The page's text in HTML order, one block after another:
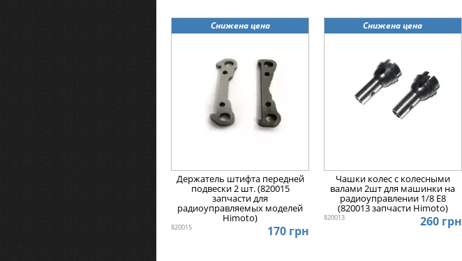
Снижена цена
Держатель штифта передней
подвески 2 шт. (820015
запчасти для
радиоуправляемых моделей
Himoto)
820015 170 грн
Снижена цена
Чашки колес с колесными
валами 2шт для машинки на
радиоуправлении 1/8 E8
(820013 запчасти Himoto)
820013 260 грн